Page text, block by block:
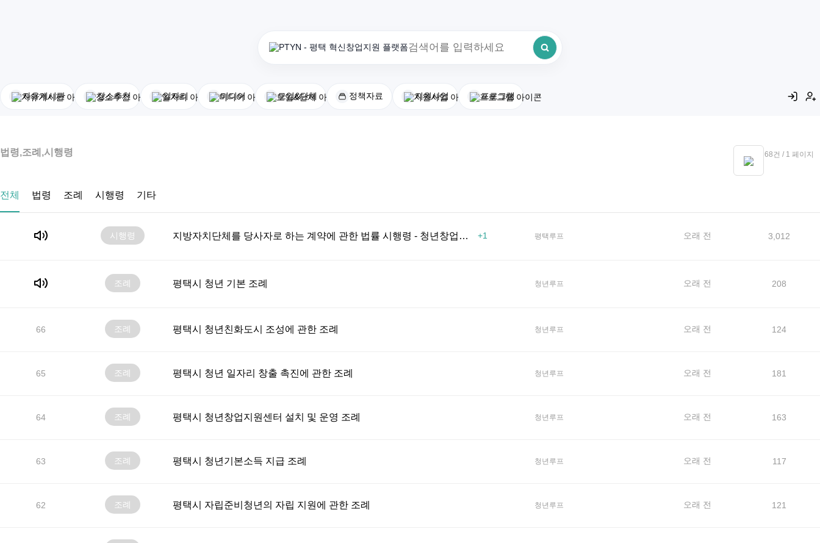
최근 검색어 전체삭제
자유게시판 장소추천 일자리 미디어 모임&단체 정책자료 지원사업 프로그램
법령,조례,시행령 전체 68건 / 1 페이지
전체 법령 조례 시행령 기타
시행령 지방자치단체를 당사자로 하는 계약에 관한 법률 시행령 - 청년창업기업 5천만원 수의계약(개정) +1 평택루프 오래 전 3,012
조례 평택시 청년 기본 조례 청년루프 오래 전 208
66 조례 평택시 청년친화도시 조성에 관한 조례 청년루프 오래 전 124
65 조례 평택시 청년 일자리 창출 촉진에 관한 조례 청년루프 오래 전 181
64 조례 평택시 청년창업지원센터 설치 및 운영 조례 청년루프 오래 전 163
63 조례 평택시 청년기본소득 지급 조례 청년루프 오래 전 117
62 조례 평택시 자립준비청년의 자립 지원에 관한 조례 청년루프 오래 전 121